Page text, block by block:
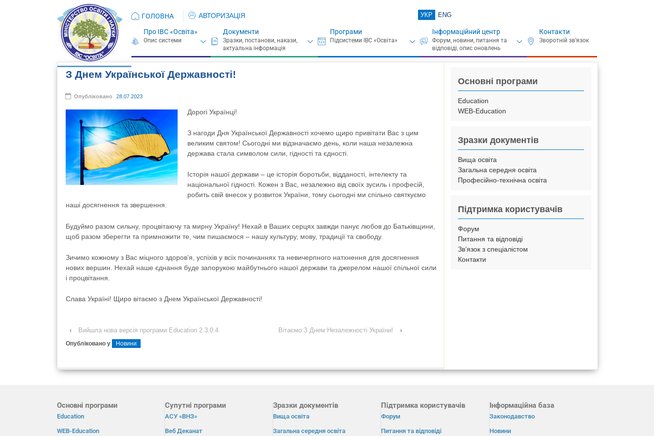
ГОЛОВНА АВТОРИЗАЦІЯ УКР ENG
Про ІВС «Освіта» Документи Програми Інформаційний центр Контакти
З Днем Української Державності!
Опубліковано 28.07.2023
Дорогі Українці!
З нагоди Дня Української Державності хочемо щиро привітати Вас з цим
великим святом! Сьогодні ми відзначаємо день, коли наша незалежна
держава стала символом сили, гідності та єдності.
Історія нашої держави – це історія боротьби, відданості, інтелекту та
національної гідності. Кожен з Вас, незалежно від своїх зусиль і професій,
робить свій внесок у розвиток України, тому сьогодні ми спільно святкуємо
наші досягнення та звершення.
Будуймо разом сильну, процвітаючу та мирну Україну! Нехай в Ваших серцях завжди панує любов до Батьківщини,
щоб разом зберегти та примножити те, чим пишаємося – нашу культуру, мову, традиції та свободу.
Зичимо кожному з Вас міцного здоров’я, успіхів у всіх починаннях та невичерпного натхнення для досягнення
нових вершин. Нехай наше єднання буде запорукою майбутнього нашої держави та джерелом нашої спільної сили
і процвітання.
Слава Україні! Щиро вітаємо з Днем Української Державності!
‹ Вийшла нова версія програми Education 2.3.0.4 Вітаємо З Днем Незалежності України! ›
Опубліковано у Новини
Основні програми
Education
WEB-Education
Зразки документів
Вища освіта
Загальна середня освіта
Професійно-технічна освіта
Підтримка користувачів
Форум
Питання та відповіді
Зв’язок з спеціалістом
Контакти
Основні програми
Education
WEB-Education
Супутні програми
АСУ «ВНЗ»
Веб Деканат
Зразки документів
Вища освіта
Загальна середня освіта
Підтримка користувачів
Форум
Питання та відповіді
Інформаційна база
Законодавство
Новини